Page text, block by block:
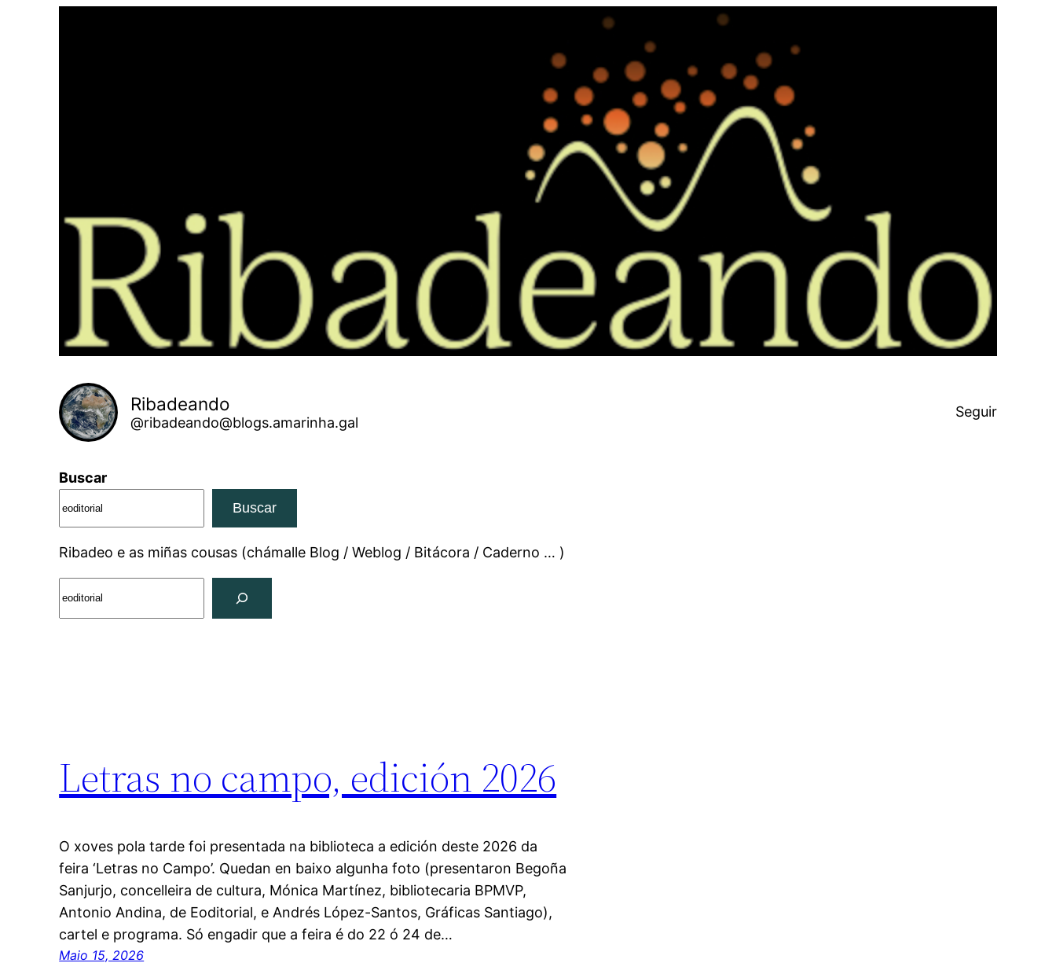
Ribadeando
@ribadeando@blogs.amarinha.gal
Seguir
Buscar
Buscar
Ribadeo e as miñas cousas (chámalle Blog / Weblog / Bitácora / Caderno … )
Letras no campo, edición 2026
O xoves pola tarde foi presentada na biblioteca a edición deste 2026 da
feira ‘Letras no Campo’. Quedan en baixo algunha foto (presentaron Begoña
Sanjurjo, concelleira de cultura, Mónica Martínez, bibliotecaria BPMVP,
Antonio Andina, de Eoditorial, e Andrés López-Santos, Gráficas Santiago),
cartel e programa. Só engadir que a feira é do 22 ó 24 de…
Maio 15, 2026